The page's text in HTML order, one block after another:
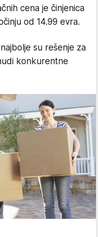
cena je činjenica
od 14.99 evra.
su rešenje za
konkurentne